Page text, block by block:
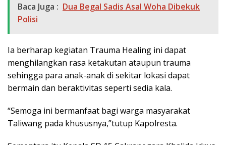
Baca Juga : Dua Begal Sadis Asal Woha Dibekuk
Polisi
Ia berharap kegiatan Trauma Healing ini dapat
menghilangkan rasa ketakutan ataupun trauma
sehingga para anak-anak di sekitar lokasi dapat
bermain dan beraktivitas seperti sedia kala.
“Semoga ini bermanfaat bagi warga masyarakat
Taliwang pada khususnya,”tutup Kapolresta.